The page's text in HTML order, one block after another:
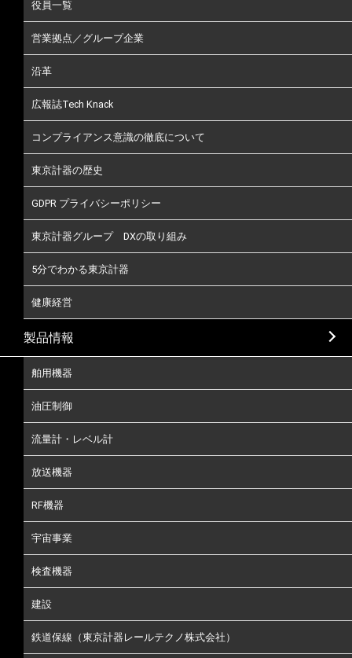
役員一覧
営業拠点／グループ企業
沿革
広報誌Tech Knack
コンプライアンス意識の徹底について
東京計器の歴史
GDPR プライバシーポリシー
東京計器グループ DXの取り組み
5分でわかる東京計器
健康経営
製品情報
舶用機器
油圧制御
流量計・レベル計
放送機器
RF機器
宇宙事業
検査機器
建設
鉄道保線（東京計器レールテクノ株式会社）